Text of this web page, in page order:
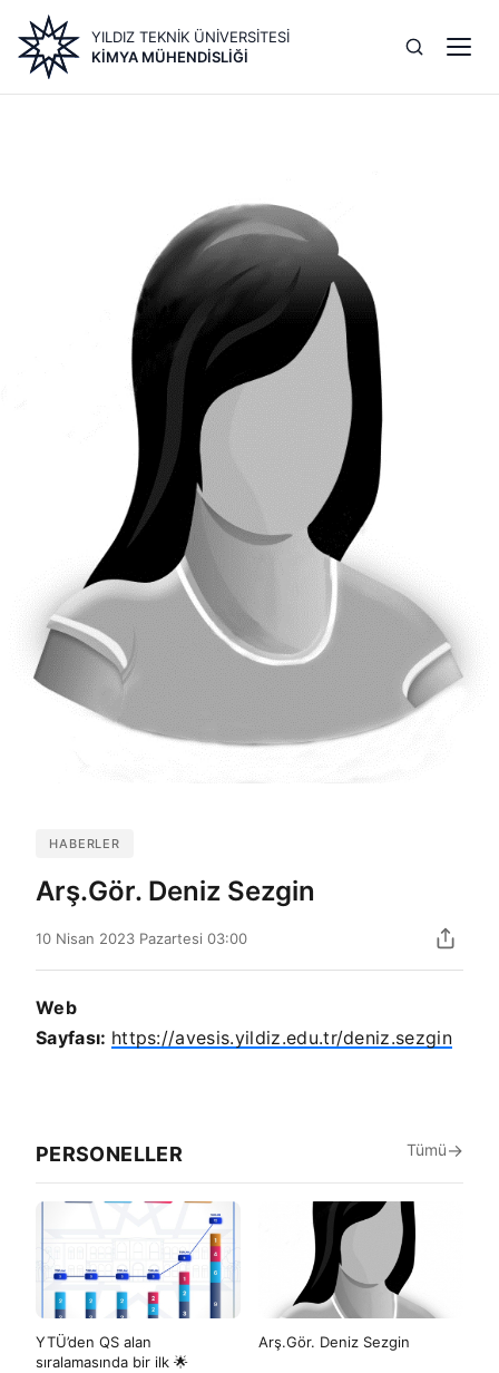
içeriğe
atla
YILDIZ TEKNİK ÜNİVERSİTESİ
KIMYA MÜHENDISLIĞI
HABERLER
Arş.Gör. Deniz Sezgin
10 Nisan 2023 Pazartesi 03:00
Web
Sayfası: https://avesis.yildiz.edu.tr/deniz.sezgin
PERSONELLER
YTÜ’den QS alan
sıralamasında bir ilk 🌟
Arş.Gör. Deniz Sezgin
Tümü